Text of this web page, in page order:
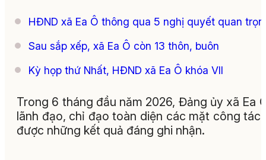
HĐND xã Ea Ô thông qua 5 nghị quyết quan
Sau sắp xếp, xã Ea Ô còn 13 thôn, buôn
Kỳ họp thứ Nhất, HĐND xã Ea Ô khóa VII
Trong 6 tháng đầu năm 2026, Đảng ủy xã Ea
lãnh đạo, chỉ đạo toàn diện các mặt công
được những kết quả đáng ghi nhận.